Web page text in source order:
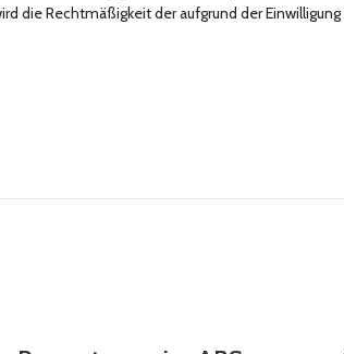
die Rechtmäßigkeit der aufgrund der